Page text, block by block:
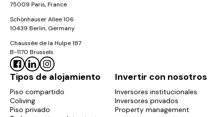
75009 Paris, France
Schönhauser Allee 106
10439 Berlin, Germany
Chaussée de la Hulpe 187
B-1170 Brussels
Tipos de alojamiento
Piso compartido
Coliving
Piso privado
Invertir con nosotros
Inversores institucionales
Inversores privados
Property management